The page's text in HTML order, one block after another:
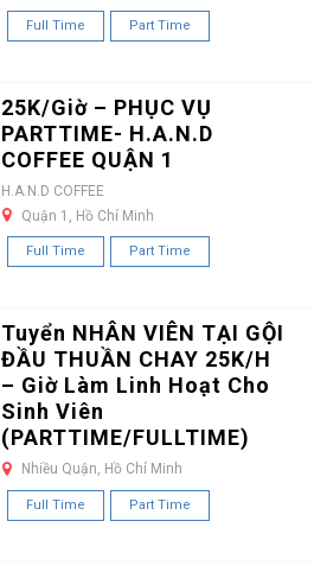
Full Time Part Time
25K/Giờ – PHỤC VỤ
PARTTIME- H.A.N.D
COFFEE QUẬN 1
H.A.N.D COFFEE
Quận 1, Hồ Chí Minh
Full Time Part Time
Tuyển NHÂN VIÊN TẠI GỘI
ĐẦU THUẦN CHAY 25K/H
– Giờ Làm Linh Hoạt Cho
Sinh Viên
(PARTTIME/FULLTIME)
Nhiều Quận, Hồ Chí Minh
Full Time Part Time